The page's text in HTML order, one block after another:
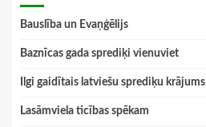
Bauslība un Evaņģēlijs
Baznīcas gada sprediķi vienuviet
Ilgi gaidītais latviešu sprediķu krājums
Lasāmviela ticības spēkam